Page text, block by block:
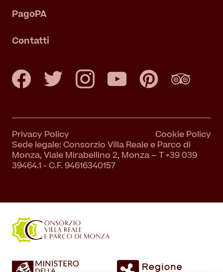
PagoPA
Contatti
Privacy Policy
Cookie Policy
Sede legale: Consorzio Villa Reale e Parco di
Monza, Viale Mirabellino 2, Monza – T +39 039
39464.1 - C.F. 94616340157